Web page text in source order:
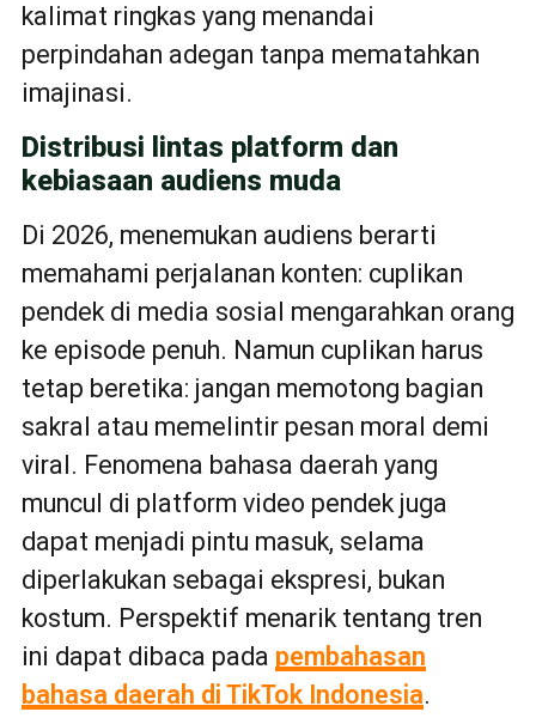
kalimat ringkas yang menandai
perpindahan adegan tanpa mematahkan
imajinasi.
Distribusi lintas platform dan
kebiasaan audiens muda
Di 2026, menemukan audiens berarti
memahami perjalanan konten: cuplikan
pendek di media sosial mengarahkan orang
ke episode penuh. Namun cuplikan harus
tetap beretika: jangan memotong bagian
sakral atau memelintir pesan moral demi
viral. Fenomena bahasa daerah yang
muncul di platform video pendek juga
dapat menjadi pintu masuk, selama
diperlakukan sebagai ekspresi, bukan
kostum. Perspektif menarik tentang tren
ini dapat dibaca pada pembahasan
bahasa daerah di TikTok Indonesia.